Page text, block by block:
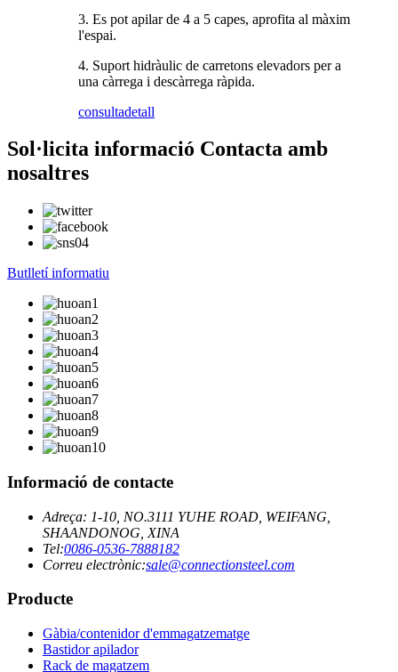
3. Es pot apilar de 4 a 5 capes, aprofita al màxim
l'espai.
4. Suport hidràulic de carretons elevadors per a
una càrrega i descàrrega ràpida.
consultadetall
Sol·licita informació Contacta amb
nosaltres
Butlletí informatiu
Informació de contacte
Adreça: 1-10, NO.3111 YUHE ROAD, WEIFANG,
SHAANDONOG, XINA
Tel:0086-0536-7888182
Correu electrònic:sale@connectionsteel.com
Producte
Gàbia/contenidor d'emmagatzematge
Bastidor apilador
Rack de magatzem